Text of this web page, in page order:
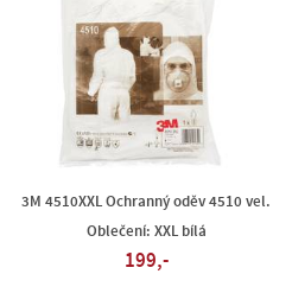
3M 4510XXL Ochranný oděv 4510 vel.
Oblečení: XXL bílá
199,-